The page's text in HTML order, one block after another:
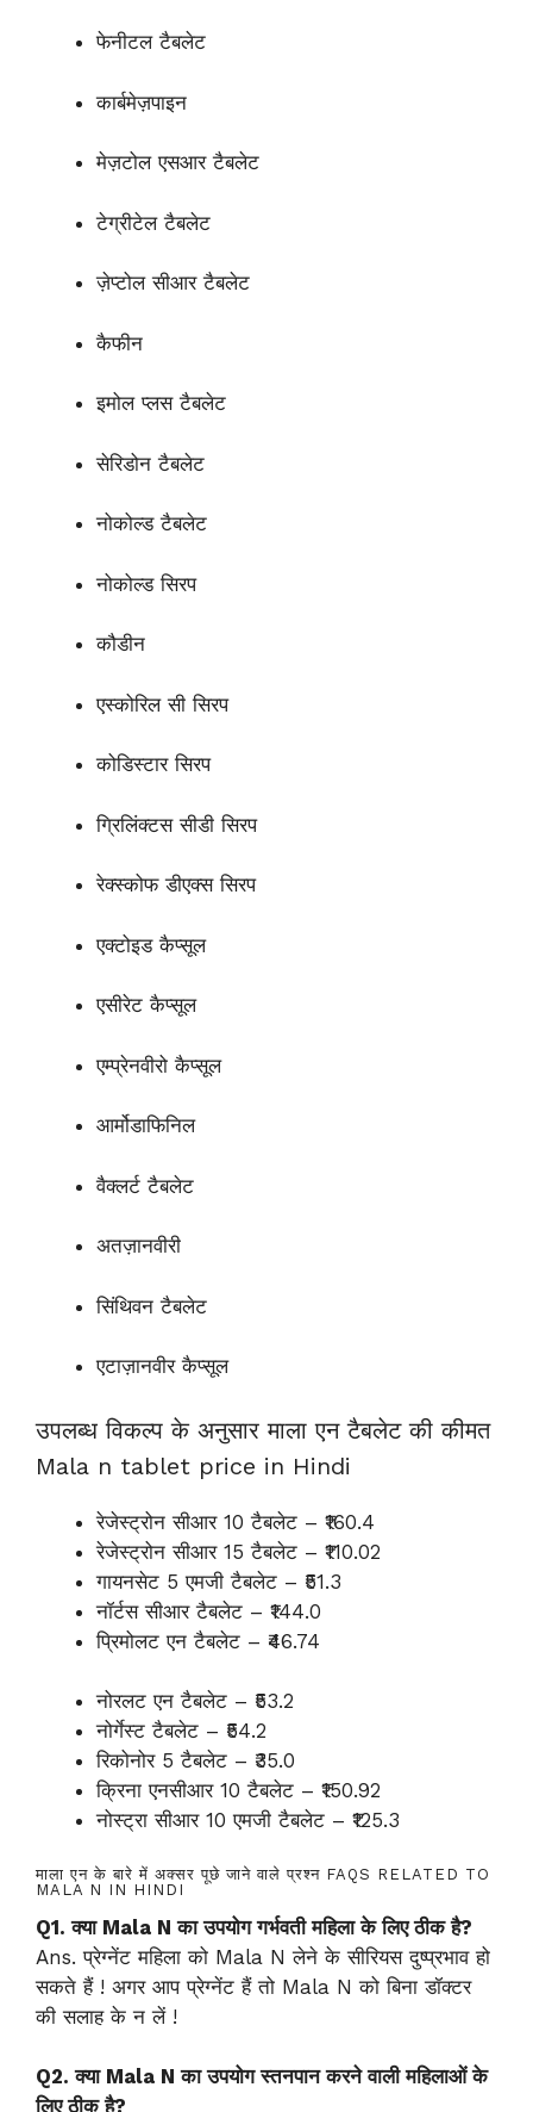
फेनीटल टैबलेट
कार्बमेज़पाइन
मेज़टोल एसआर टैबलेट
टेग्रीटेल टैबलेट
ज़ेप्टोल सीआर टैबलेट
कैफीन
इमोल प्लस टैबलेट
सेरिडोन टैबलेट
नोकोल्ड टैबलेट
नोकोल्ड सिरप
कौडीन
एस्कोरिल सी सिरप
कोडिस्टार सिरप
ग्रिलिंक्टस सीडी सिरप
रेक्स्कोफ डीएक्स सिरप
एक्टोइड कैप्सूल
एसीरेट कैप्सूल
एम्प्रेनवीरो कैप्सूल
आर्मोडाफिनिल
वैक्लर्ट टैबलेट
अतज़ानवीरी
सिंथिवन टैबलेट
एटाज़ानवीर कैप्सूल
उपलब्ध विकल्प के अनुसार माला एन टैबलेट की कीमत
Mala n tablet price in Hindi
रेजेस्ट्रोन सीआर 10 टैबलेट – ₹160.4
रेजेस्ट्रोन सीआर 15 टैबलेट – ₹110.02
गायनसेट 5 एमजी टैबलेट – ₹51.3
नॉर्टस सीआर टैबलेट – ₹144.0
प्रिमोलट एन टैबलेट – ₹46.74
नोरलट एन टैबलेट – ₹53.2
नोर्गेस्ट टैबलेट – ₹54.2
रिकोनोर 5 टैबलेट – ₹35.0
क्रिना एनसीआर 10 टैबलेट – ₹150.92
नोस्ट्रा सीआर 10 एमजी टैबलेट – ₹125.3
माला एन के बारे में अक्सर पूछे जाने वाले प्रश्न FAQS RELATED TO
MALA N IN HINDI
Q1. क्या Mala N का उपयोग गर्भवती महिला के लिए ठीक है?
Ans. प्रेग्नेंट महिला को Mala N लेने के सीरियस दुष्प्रभाव हो
सकते हैं ! अगर आप प्रेग्नेंट हैं तो Mala N को बिना डॉक्टर
की सलाह के न लें !
Q2. क्या Mala N का उपयोग स्तनपान करने वाली महिलाओं के
लिए ठीक है?